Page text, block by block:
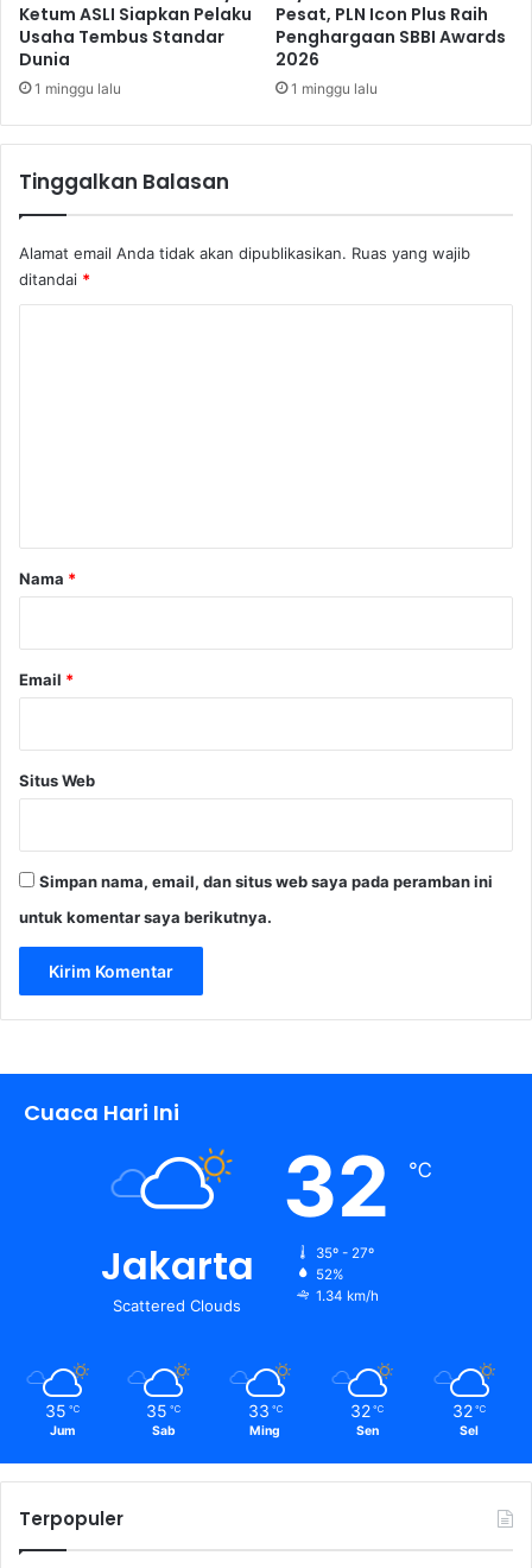
Ketum ASLI Siapkan Pelaku
Usaha Tembus Standar
Dunia
1 minggu lalu
Pesat, PLN Icon Plus Raih
Penghargaan SBBI Awards
2026
1 minggu lalu
Tinggalkan Balasan
Alamat email Anda tidak akan dipublikasikan. Ruas yang wajib
ditandai *
rNama *
Email *
Situs Web
Simpan nama, email, dan situs web saya pada peramban ini
untuk komentar saya berikutnya.
Cuaca Hari Ini
Jakarta
Scattered Clouds
32 ℃
35º - 27º
52%
1.34 km/h
35 ℃
Jum
35 ℃
Sab
33 ℃
Ming
32 ℃
Sen
32 ℃
Sel
Terpopuler